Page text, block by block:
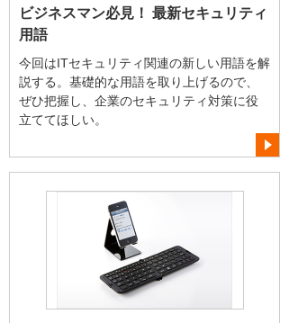
ビジネスマン必見！ 最新セキュリティ
用語
今回はITセキュリティ関連の新しい用語を解
説する。基礎的な用語を取り上げるので、
ぜひ把握し、企業のセキュリティ対策に役
立ててほしい。